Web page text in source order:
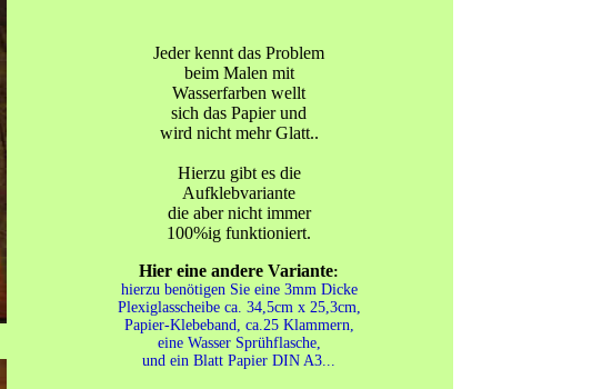
Jeder kennt das Problem
beim Malen mit
Wasserfarben wellt
sich das Papier und
wird nicht mehr Glatt..
Hierzu gibt es die
Aufklebvariante
die aber nicht immer
100%ig funktioniert.
Hier eine andere Variante:
hierzu benötigen Sie eine 3mm Dicke
Plexiglasscheibe ca. 34,5cm x 25,3cm,
Papier-Klebeband, ca.25 Klammern,
eine Wasser Sprühflasche,
und ein Blatt Papier DIN A3...